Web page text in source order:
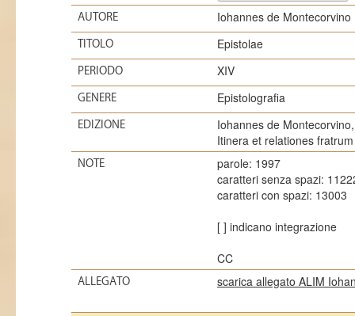
AUTORE Iohannes de Montecorvino
TITOLO Epistolae
PERIODO XIV
GENERE Epistolografia
EDIZIONE
Iohannes de
Itinera et relationes
NOTE
parole: 1997
caratteri senza spazi:
caratteri con spazi: 13003
[ ] indicano integrazione
CC
ALLEGATO scarica allegato ALIM